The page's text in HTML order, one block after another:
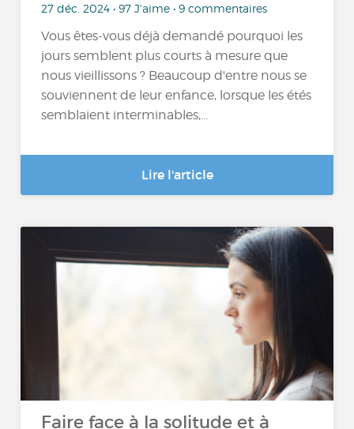
27 déc. 2024 • 97 J'aime • 9 commentaires
Vous êtes-vous déjà demandé pourquoi les
jours semblent plus courts à mesure que
nous vieillissons ? Beaucoup d'entre nous se
souviennent de leur enfance, lorsque les étés
semblaient interminables,...
Lire l'article
Faire face à la solitude et à